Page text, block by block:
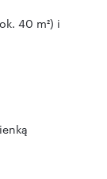
40 m²) i